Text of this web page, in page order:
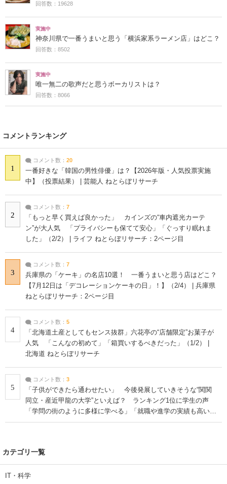
回答数：19628
実施中
神奈川県で一番うまいと思う「横浜家系ラーメン店」はどこ？
回答数：8502
実施中
唯一無二の歌声だと思うボーカリストは？
回答数：8066
コメントランキング
1
コメント数： 20
一番好きな「韓国の男性俳優」は？【2026年版・人気投票実施
中】（投票結果） | 芸能人 ねとらぼリサーチ
2
コメント数： 7
「もっと早く買えば良かった」 カインズの“車内遮光カーテ
ン”が大人気 「プライバシーも保てて安心」「ぐっすり眠れま
した」（2/2） | ライフ ねとらぼリサーチ：2ページ目
3
コメント数： 7
兵庫県の「ケーキ」の名店10選！ 一番うまいと思う店はどこ？
【7月12日は「デコレーションケーキの日」！】（2/4） | 兵庫県
ねとらぼリサーチ：2ページ目
4
コメント数： 5
「北海道土産としてもセンス抜群」六花亭の“店舗限定”お菓子が
人気 「こんなの初めて」「箱買いするべきだった」（1/2） |
北海道 ねとらぼリサーチ
5
コメント数： 3
「子供ができたら通わせたい」 今後発展していきそうな“関関
同立・産近甲龍の大学”といえば？ ランキング1位に学生の声
「学問の街のように多様に学べる」「就職や進学の実績も高い」
| 大学 ねとらぼリサーチ
カテゴリ一覧
IT・科学